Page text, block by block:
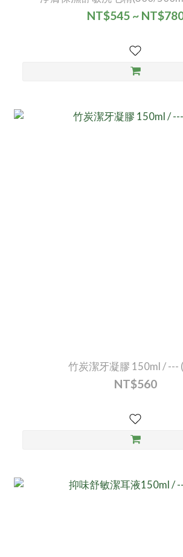
NT$545 ~
竹炭潔牙凝膠 150ml / ---
NT$560